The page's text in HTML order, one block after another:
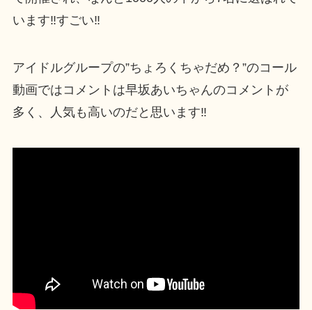
います‼すごい‼
アイドルグループの”ちょろくちゃだめ？”のコール
動画ではコメントは早坂あいちゃんのコメントが
多く、人気も高いのだと思います‼